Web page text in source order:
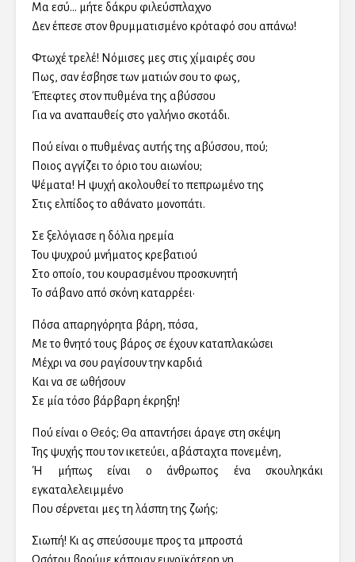
Μα εσύ… μήτε δάκρυ φιλεύσπλαχνο
Δεν έπεσε στον θρυμματισμένο κρόταφό σου απάνω!
Φτωχέ τρελέ! Νόμισες μες στις χίμαιρές σου
Πως, σαν έσβησε των ματιών σου το φως,
Έπεφτες στον πυθμένα της αβύσσου
Για να αναπαυθείς στο γαλήνιο σκοτάδι.
Πού είναι ο πυθμένας αυτής της αβύσσου, πού;
Ποιος αγγίζει το όριο του αιωνίου;
Ψέματα! Η ψυχή ακολουθεί το πεπρωμένο της
Στις ελπίδος το αθάνατο μονοπάτι.
Σε ξελόγιασε η δόλια ηρεμία
Του ψυχρού μνήματος κρεβατιού
Στο οποίο, του κουρασμένου προσκυνητή
Το σάβανο από σκόνη καταρρέει·
Πόσα απαρηγόρητα βάρη, πόσα,
Με το θνητό τους βάρος σε έχουν καταπλακώσει
Μέχρι να σου ραγίσουν την καρδιά
Και να σε ωθήσουν
Σε μία τόσο βάρβαρη έκρηξη!
Πού είναι ο Θεός; Θα απαντήσει άραγε στη σκέψη
Της ψυχής που τον ικετεύει, αβάσταχτα πονεμένη,
Ή μήπως είναι ο άνθρωπος ένα σκουληκάκι
εγκαταλελειμμένο
Που σέρνεται μες τη λάσπη της ζωής;
Σιωπή! Κι ας σπεύσουμε προς τα μπροστά